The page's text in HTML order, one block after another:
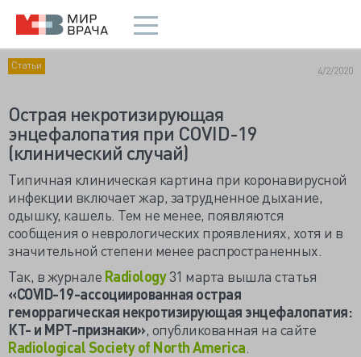
Статьи 4/2/2020
Острая некротизирующая
энцефалопатия при COVID-19
(клинический случай)
Типичная клиническая картина при коронавирусной
инфекции включает жар, затрудненное дыхание,
одышку, кашель. Тем не менее, появляются
сообщения о неврологических проявлениях, хотя и в
значительной степени менее распространенных.
Так, в журнале Radiology31 марта вышла статья
«COVID-19-ассоциированная острая
геморрагическая некротизирующая энцефалопатия:
КТ- и МРТ-признаки», опубликованная на сайте
Radiological Society of North America